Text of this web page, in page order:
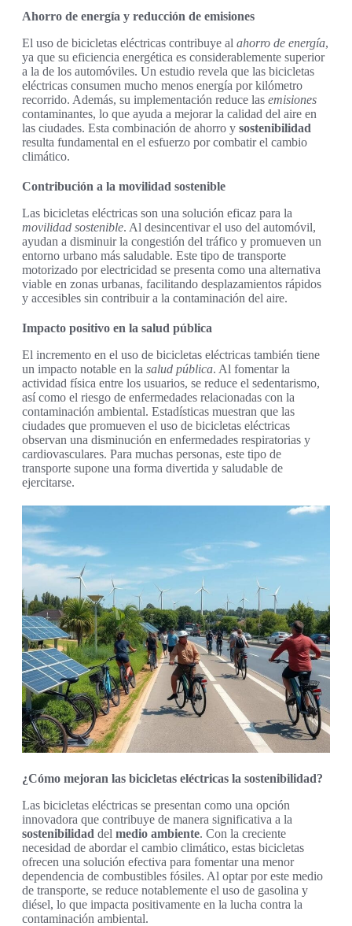
Ahorro de energía y reducción de emisiones
El uso de bicicletas eléctricas contribuye al ahorro de energía,
ya que su eficiencia energética es considerablemente superior
a la de los automóviles. Un estudio revela que las bicicletas
eléctricas consumen mucho menos energía por kilómetro
recorrido. Además, su implementación reduce las emisiones
contaminantes, lo que ayuda a mejorar la calidad del aire en
las ciudades. Esta combinación de ahorro y sostenibilidad
resulta fundamental en el esfuerzo por combatir el cambio
climático.
Contribución a la movilidad sostenible
Las bicicletas eléctricas son una solución eficaz para la
movilidad sostenible. Al desincentivar el uso del automóvil,
ayudan a disminuir la congestión del tráfico y promueven un
entorno urbano más saludable. Este tipo de transporte
motorizado por electricidad se presenta como una alternativa
viable en zonas urbanas, facilitando desplazamientos rápidos
y accesibles sin contribuir a la contaminación del aire.
Impacto positivo en la salud pública
El incremento en el uso de bicicletas eléctricas también tiene
un impacto notable en la salud pública. Al fomentar la
actividad física entre los usuarios, se reduce el sedentarismo,
así como el riesgo de enfermedades relacionadas con la
contaminación ambiental. Estadísticas muestran que las
ciudades que promueven el uso de bicicletas eléctricas
observan una disminución en enfermedades respiratorias y
cardiovasculares. Para muchas personas, este tipo de
transporte supone una forma divertida y saludable de
ejercitarse.
¿Cómo mejoran las bicicletas eléctricas la sostenibilidad?
Las bicicletas eléctricas se presentan como una opción
innovadora que contribuye de manera significativa a la
sostenibilidad del medio ambiente. Con la creciente
necesidad de abordar el cambio climático, estas bicicletas
ofrecen una solución efectiva para fomentar una menor
dependencia de combustibles fósiles. Al optar por este medio
de transporte, se reduce notablemente el uso de gasolina y
diésel, lo que impacta positivamente en la lucha contra la
contaminación ambiental.